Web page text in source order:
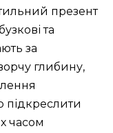
презент
та
за
глибину,
підкреслити
часом